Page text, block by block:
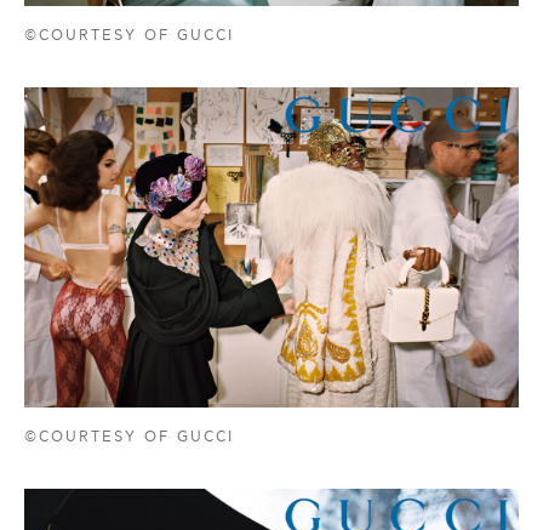
©COURTESY OF GUCCI
©COURTESY OF GUCCI